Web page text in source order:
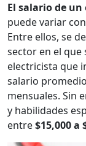
El salario de
puede variar
Entre ellos, se
sector en el que
electricista que
salario
mensuales. Sin
y habilidades
entre$15,000 a